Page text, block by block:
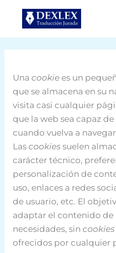
Unacookie es un
que se almacena en su
visita casi cualquier
que la web sea capaz
cuando vuelva a
Lascookies suelen
carácter técnico,
personalización de
uso, enlaces a redes
de usuario, etc. El
adaptar el contenido de
necesidades, sincookies
ofrecidos por cualquier